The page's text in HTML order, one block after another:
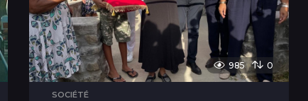
985 0
SOCIÉTÉ